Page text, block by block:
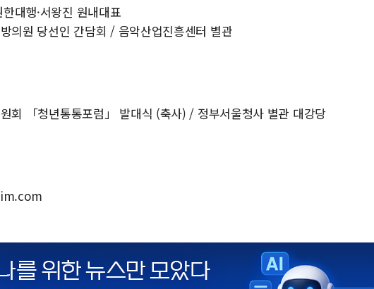
대행·서왕진 원내대표
의원 당선인 간담회 / 음악산업진흥센터 별관
회 「청년통통포럼」 발대식 (축사) / 정부서울청사 별관 대강당